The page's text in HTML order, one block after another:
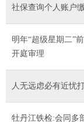
社保查询个人账户
明年“超级星期二”
开庭审理
人无远虑必有近忧
牡丹江铁检:会同多